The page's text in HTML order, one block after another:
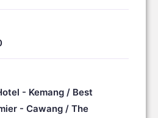
- Kemang / Best
- Cawang / The